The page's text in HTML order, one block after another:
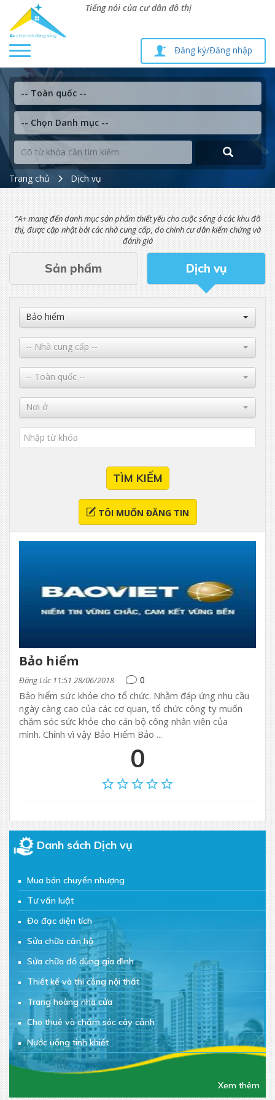
Tiếng nói của cư dân đô thị
Toggle
navigation
Đăng ký/Đăng nhập
Trang chủ Dịch vụ
“A+ mang đến danh mục sản phẩm thiết yếu cho cuộc sống ở các khu đô
thị, được cập nhật bởi các nhà cung cấp, do chính cư dân kiểm chứng và
đánh giá
Sản phẩm Dịch vụ
Bảo hiểm
-- Nhà cung cấp --
-- Toàn quốc --
Nơi ở
TÌM KIẾM
TÔI MUỐN ĐĂNG TIN
Bảo hiểm
Đăng Lúc 11:51 28/06/2018 0
Bảo hiểm sức khỏe cho tổ chức. Nhằm đáp ứng nhu cầu
ngày càng cao của các cơ quan, tổ chức công ty muốn
chăm sóc sức khỏe cho cán bộ công nhân viên của
mình. Chính vì vậy Bảo Hiểm Bảo ...
0
Danh sách Dịch vụ
Mua bán chuyển nhượng
Tư vấn luật
Đo đạc diện tích
Sửa chữa căn hộ
Sửa chữa đồ dùng gia đình
Thiết kế và thi công nội thất
Trang hoàng nhà cửa
Cho thuê và chăm sóc cây cảnh
Nước uống tinh khiết
Đồ ăn vặt
Xem thêm